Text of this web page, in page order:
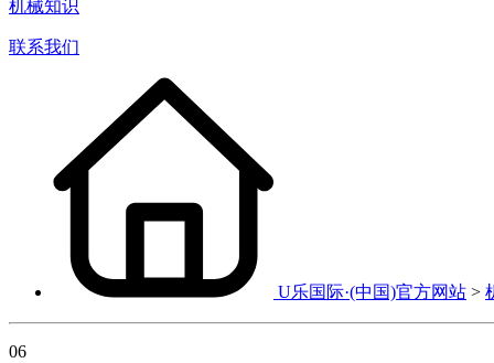
机械知识
联系我们
U乐国际·(中国)官方网站 >
06